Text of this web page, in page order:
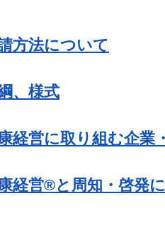
方法について
、様式
経営に取り組む企業
経営®と周知・啓発